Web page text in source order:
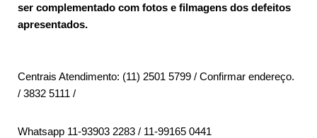
ser complementado com fotos e filmagens dos defeitos
apresentados.
Centrais Atendimento: (11) 2501 5799 / Confirmar endereço.
/ 3832 5111 /
Whatsapp 11-93903 2283 / 11-99165 0441